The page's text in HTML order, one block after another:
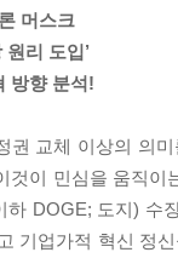
머스크
원리 도입’
방향 분석!
권 교체 이상의 의
것이 민심을 움직
하 DOGE; 도지) 수
기업가적 혁신 정